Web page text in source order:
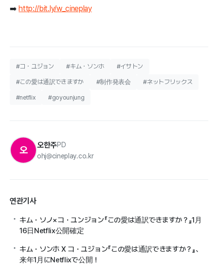
➡️http://bit.ly/w_cineplay
#コ・ユジョン #キム・ソンホ #イサトン
#この愛は通訳できますか #制作発表会 #ネットフリックス
#netflix #goyounjung
오 오한주PD
ohj@cineplay.co.kr
연관기사
キム・ソノ×コ・ユンジョン『この愛は通訳できますか？』1月
16日Netflix公開確定
キム・ソンホ X コ・ユジョン『この愛は通訳できますか？』、
来年1月にNetflixで公開！